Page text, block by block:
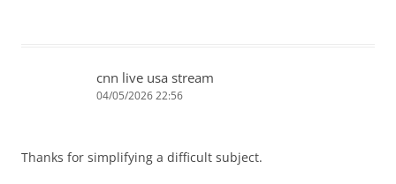
cnn live usa stream
04/05/2026 22:56
Thanks for simplifying a difficult subject.